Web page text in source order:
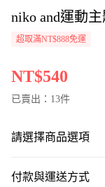
niko and運動
超取滿NT$888免運
NT$540
已賣出：13件
請選擇商品選項
付款與運送方式